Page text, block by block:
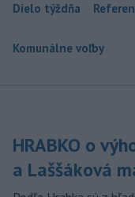
Dielo týždňa
Komunálne voľby
HRABKO o
a Laššáková